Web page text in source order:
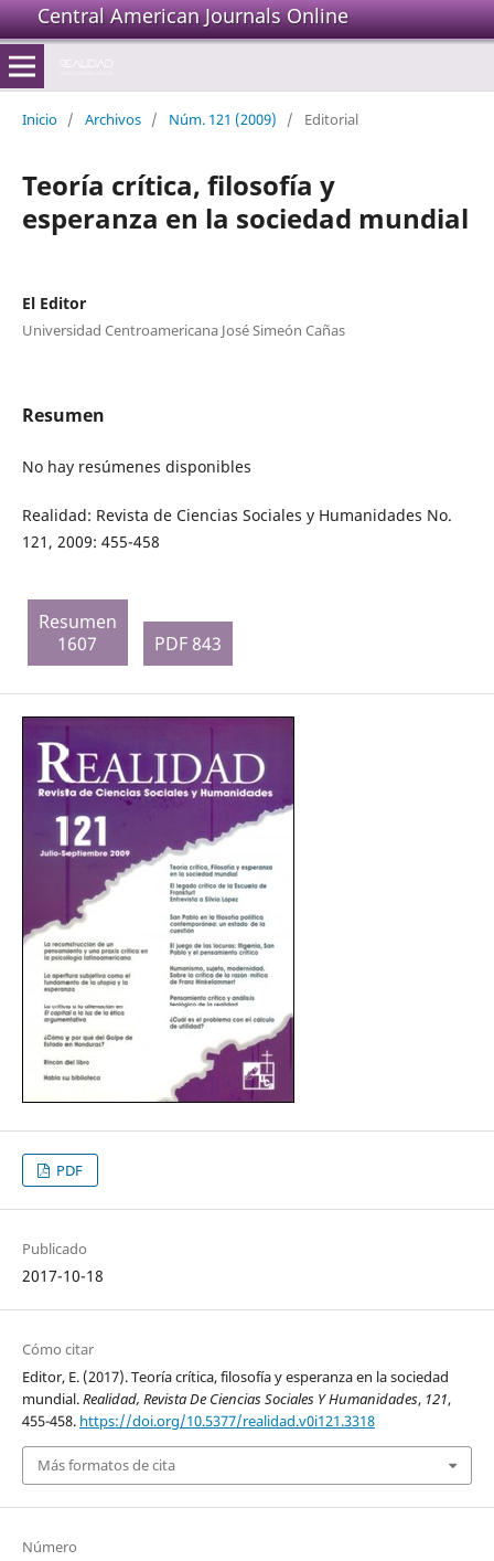
Central American Journals Online
Inicio / Archivos / Núm. 121 (2009) / Editorial
Teoría crítica, filosofía y
esperanza en la sociedad mundial
El Editor
Universidad Centroamericana José Simeón Cañas
Resumen
No hay resúmenes disponibles
Realidad: Revista de Ciencias Sociales y Humanidades No.
121, 2009: 455-458
Resumen
1607
PDF 843
PDF
Publicado
2017-10-18
Cómo citar
Editor, E. (2017). Teoría crítica, filosofía y esperanza en la sociedad
mundial.Realidad, Revista De Ciencias Sociales Y Humanidades, 121,
455-458. https://doi.org/10.5377/realidad.v0i121.3318
Más formatos de cita
Número